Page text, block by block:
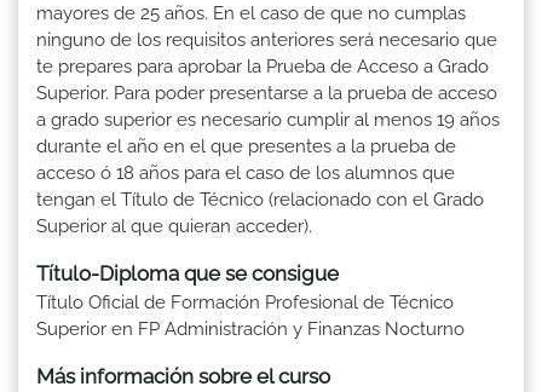
mayores de 25 años. En el caso de que no cumplas
ninguno de los requisitos anteriores será necesario que
te prepares para aprobar la Prueba de Acceso a Grado
Superior. Para poder presentarse a la prueba de acceso
a grado superior es necesario cumplir al menos 19 años
durante el año en el que presentes a la prueba de
acceso ó 18 años para el caso de los alumnos que
tengan el Título de Técnico (relacionado con el Grado
Superior al que quieran acceder).
Título-Diploma que se consigue
Título Oficial de Formación Profesional de Técnico
Superior en FP Administración y Finanzas Nocturno
Más información sobre el curso